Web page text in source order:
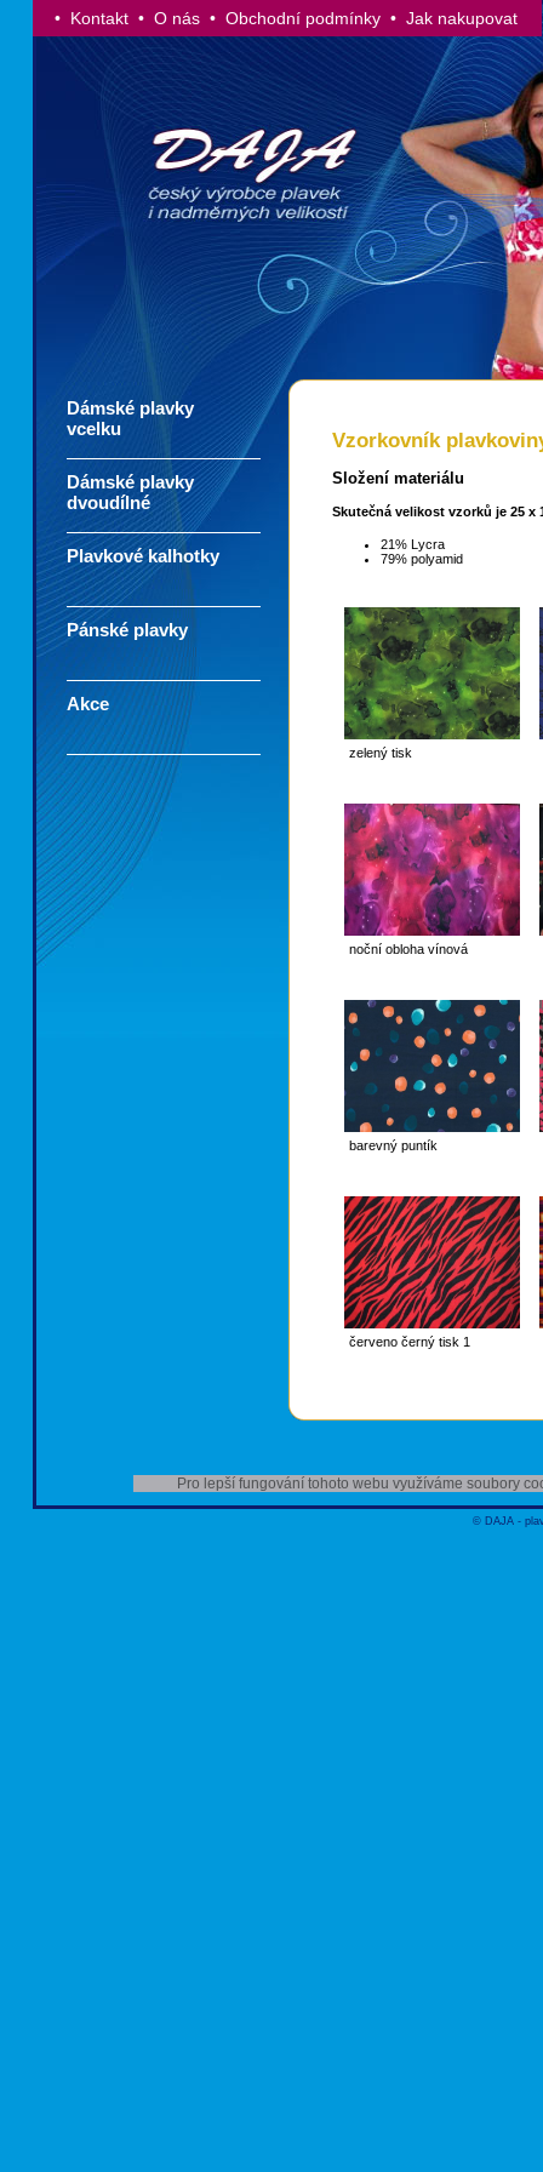
• Kontakt • O nás • Obchodní podmínky • Jak nakupovat
Dámské plavky
vcelku
Dámské plavky
dvoudílné
Plavkové kalhotky
Pánské plavky
Akce
Vzorkovník
Složení materiálu
Skutečná velikost vzorků je 25 x
21% Lycra
79% polyamid
zelený tisk
noční obloha vínová
barevný puntík
červeno černý tisk 1
Pro lepší fungování tohoto webu využíváme soubory
© DAJA -